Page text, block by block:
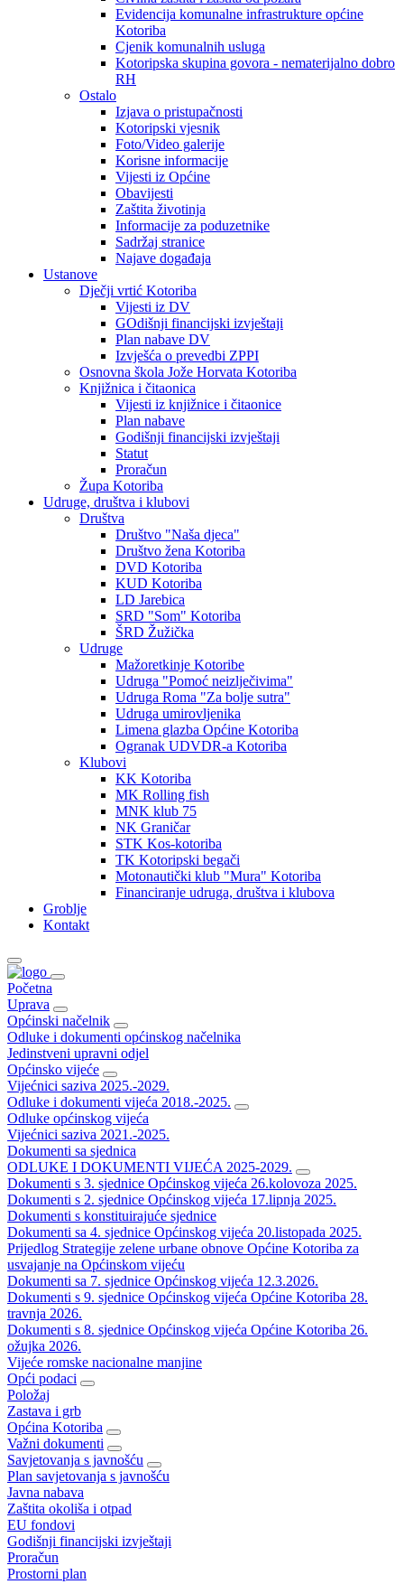
Evidencija komunalne infrastrukture općine
Kotoriba
Cjenik komunalnih usluga
Kotoripska skupina govora - nematerijalno dobro
RH
Ostalo
Izjava o pristupačnosti
Kotoripski vjesnik
Foto/Video galerije
Korisne informacije
Vijesti iz Općine
Obavijesti
Zaštita životinja
Informacije za poduzetnike
Sadržaj stranice
Najave događaja
Ustanove
Dječji vrtić Kotoriba
Vijesti iz DV
GOdišnji financijski izvještaji
Plan nabave DV
Izvješća o prevedbi ZPPI
Osnovna škola Jože Horvata Kotoriba
Knjižnica i čitaonica
Vijesti iz knjižnice i čitaonice
Plan nabave
Godišnji financijski izvještaji
Statut
Proračun
Župa Kotoriba
Udruge, društva i klubovi
Društva
Društvo "Naša djeca"
Društvo žena Kotoriba
DVD Kotoriba
KUD Kotoriba
LD Jarebica
SRD "Som" Kotoriba
ŠRD Žužička
Udruge
Mažoretkinje Kotoribe
Udruga "Pomoć neizlječivima"
Udruga Roma "Za bolje sutra"
Udruga umirovljenika
Limena glazba Općine Kotoriba
Ogranak UDVDR-a Kotoriba
Klubovi
KK Kotoriba
MK Rolling fish
MNK klub 75
NK Graničar
STK Kos-kotoriba
TK Kotoripski begači
Motonautički klub "Mura" Kotoriba
Financiranje udruga, društva i klubova
Groblje
Kontakt
Početna
Uprava
Općinski načelnik
Odluke i dokumenti općinskog načelnika
Jedinstveni upravni odjel
Općinsko vijeće
Vijećnici saziva 2025.-2029.
Odluke i dokumenti vijeća 2018.-2025.
Odluke općinskog vijeća
Vijećnici saziva 2021.-2025.
Dokumenti sa sjednica
ODLUKE I DOKUMENTI VIJEĆA 2025-2029.
Dokumenti s 3. sjednice Općinskog vijeća 26.kolovoza 2025.
Dokumenti s 2. sjednice Općinskog vijeća 17.lipnja 2025.
Dokumenti s konstituirajuće sjednice
Dokumenti sa 4. sjednice Općinskog vijeća 20.listopada 2025.
Prijedlog Strategije zelene urbane obnove Općine Kotoriba za
usvajanje na Općinskom vijeću
Dokumenti sa 7. sjednice Općinskog vijeća 12.3.2026.
Dokumenti s 9. sjednice Općinskog vijeća Općine Kotoriba 28.
travnja 2026.
Dokumenti s 8. sjednice Općinskog vijeća Općine Kotoriba 26.
ožujka 2026.
Vijeće romske nacionalne manjine
Opći podaci
Položaj
Zastava i grb
Općina Kotoriba
Važni dokumenti
Savjetovanja s javnošću
Plan savjetovanja s javnošću
Javna nabava
Zaštita okoliša i otpad
EU fondovi
Godišnji financijski izvještaji
Proračun
Prostorni plan